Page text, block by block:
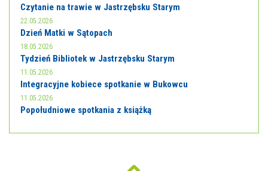
Czytanie na trawie w Jastrzębsku Starym
22.05.2026
Dzień Matki w Sątopach
18.05.2026
Tydzień Bibliotek w Jastrzębsku Starym
11.05.2026
Integracyjne kobiece spotkanie w Bukowcu
11.05.2026
Popołudniowe spotkania z książką